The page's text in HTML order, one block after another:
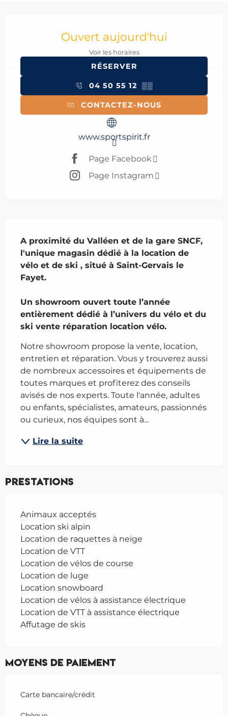
Ouvert aujourd'hui
Voir les horaires
RÉSERVER
04 50 55 12 ▒▒
CONTACTEZ-NOUS
www.sportspirit.fr
Page Facebook
Page Instagram
A proximité du Valléen et de la gare SNCF,
l'unique magasin dédié à la location de
vélo et de ski , situé à Saint-Gervais le
Fayet.
Un showroom ouvert toute l’année
entièrement dédié à l’univers du vélo et du
ski vente réparation location vélo.
Notre showroom propose la vente, location,
entretien et réparation. Vous y trouverez aussi
de nombreux accessoires et équipements de
toutes marques et profiterez des conseils
avisés de nos experts. Toute l'année, adultes
ou enfants, spécialistes, amateurs, passionnés
ou curieux, nos équipes sont à...
Lire la suite
Prestations
Animaux acceptés
Location ski alpin
Location de raquettes à neige
Location de VTT
Location de vélos de course
Location de luge
Location snowboard
Location de vélos à assistance électrique
Location de VTT à assistance électrique
Affutage de skis
Moyens de paiement
Carte bancaire/crédit